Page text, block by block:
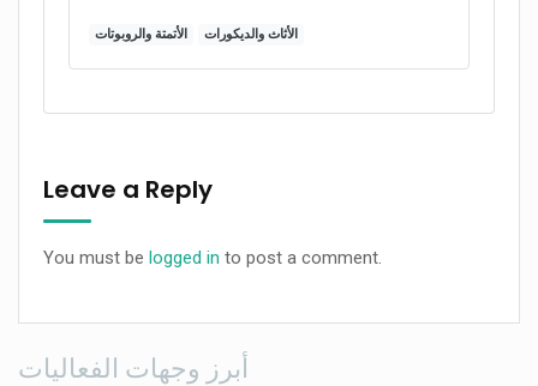
الأتمتة والروبوتات الأثاث والديكورات
Leave a Reply
You must be logged in to post a comment.
أبرز وجهات الفعاليات